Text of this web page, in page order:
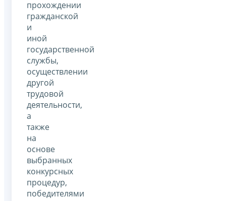
прохождении
гражданской
и
иной
государственной
службы,
осуществлении
другой
трудовой
деятельности,
а
также
на
основе
выбранных
конкурсных
процедур,
победителями